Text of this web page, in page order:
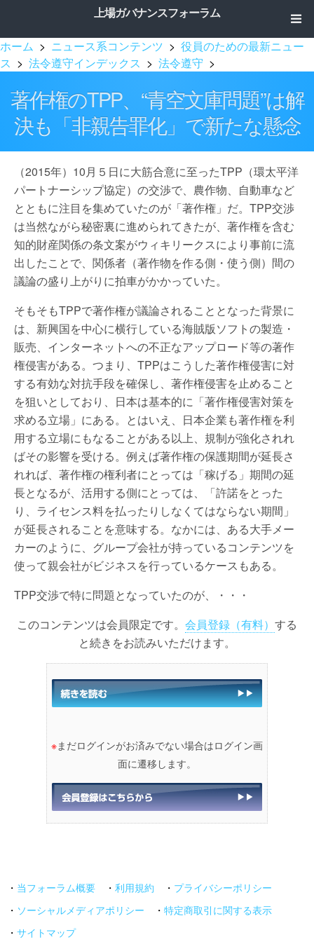
上場ガバナンスフォーラム
ホーム > ニュース系コンテンツ > 役員のための最新ニュー
ス > 法令遵守インデックス > 法令遵守 >
著作権のTPP、“青空文庫問題”は解
決も「非親告罪化」で新たな懸念
（2015年）10月５日に大筋合意に至ったTPP（環太平洋
パートナーシップ協定）の交渉で、農作物、自動車など
とともに注目を集めていたのが「著作権」だ。TPP交渉
は当然ながら秘密裏に進められてきたが、著作権を含む
知的財産関係の条文案がウィキリークスにより事前に流
出したことで、関係者（著作物を作る側・使う側）間の
議論の盛り上がりに拍車がかかっていた。
そもそもTPPで著作権が議論されることとなった背景に
は、新興国を中心に横行している海賊版ソフトの製造・
販売、インターネットへの不正なアップロード等の著作
権侵害がある。つまり、TPPはこうした著作権侵害に対
する有効な対抗手段を確保し、著作権侵害を止めること
を狙いとしており、日本は基本的に「著作権侵害対策を
求める立場」にある。とはいえ、日本企業も著作権を利
用する立場にもなることがある以上、規制が強化されれ
ばその影響を受ける。例えば著作権の保護期間が延長さ
れれば、著作権の権利者にとっては「稼げる」期間の延
長となるが、活用する側にとっては、「許諾をとった
り、ライセンス料を払ったりしなくてはならない期間」
が延長されることを意味する。なかには、ある大手メー
カーのように、グループ会社が持っているコンテンツを
使って親会社がビジネスを行っているケースもある。
TPP交渉で特に問題となっていたのが、・・・
このコンテンツは会員限定です。 会員登録（有料） する
と続きをお読みいただけます。
※まだログインがお済みでない場合はログイン画
面に遷移します。
・ 当フォーラム概要 ・ 利用規約 ・ プライバシーポリシー
・ ソーシャルメディアポリシー ・ 特定商取引に関する表示
・ サイトマップ